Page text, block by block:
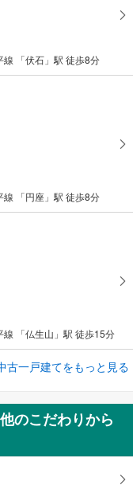
「伏石」駅 徒歩8分
「円座」駅 徒歩8分
「仏生山」駅 徒歩15分
古一戸建てをもっと見る
のこだわりから